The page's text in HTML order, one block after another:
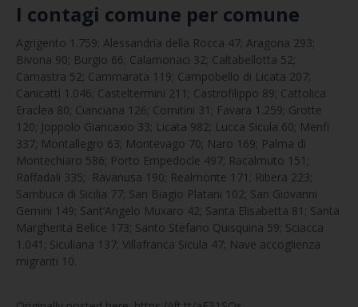
I contagi comune per comune
Agrigento 1.759; Alessandria della Rocca 47; Aragona 293;
Bivona 90; Burgio 66; Calamonaci 32; Caltabellotta 52;
Camastra 52; Cammarata 119; Campobello di Licata 207;
Canicattì 1.046; Casteltermini 211; Castrofilippo 89; Cattolica
Eraclea 80; Cianciana 126; Comitini 31; Favara 1.259; Grotte
120; Joppolo Giancaxio 33; Licata 982; Lucca Sicula 60; Menfi
337; Montallegro 63; Montevago 70; Naro 169; Palma di
Montechiaro 586; Porto Empedocle 497; Racalmuto 151;
Raffadali 335; Ravanusa 190; Realmonte 171; Ribera 223;
Sambuca di Sicilia 77; San Biagio Platani 102; San Giovanni
Gemini 149; Sant’Angelo Muxaro 42; Santa Elisabetta 81; Santa
Margherita Belice 173; Santo Stefano Quisquina 59; Sciacca
1.041; Siculiana 137; Villafranca Sicula 47; Nave accoglienza
migranti 10.